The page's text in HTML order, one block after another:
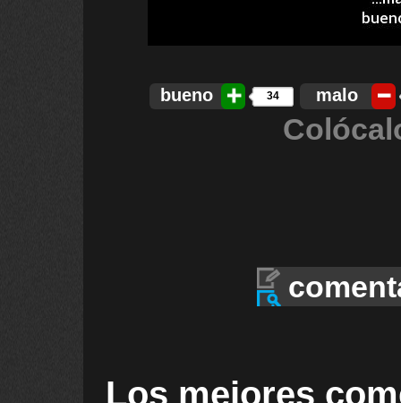
bueno 34 malo
Los mejores